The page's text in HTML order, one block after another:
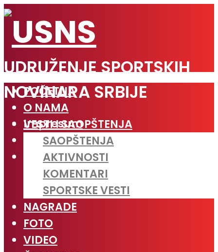
UDRUŽENJE SPORTSKIH
NOVINARA SRBIJE
Impresum
Linkovi
Javne nabavke
POČETNA
O NAMA
VESTI I SAOPŠTENJA
SAOPŠTENJA
AKTIVNOSTI
KOMENTARI
SPORTSKE VESTI
NAGRADE
FOTO
VIDEO